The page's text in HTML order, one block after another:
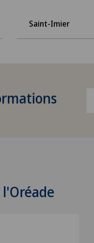
Saint-Imier